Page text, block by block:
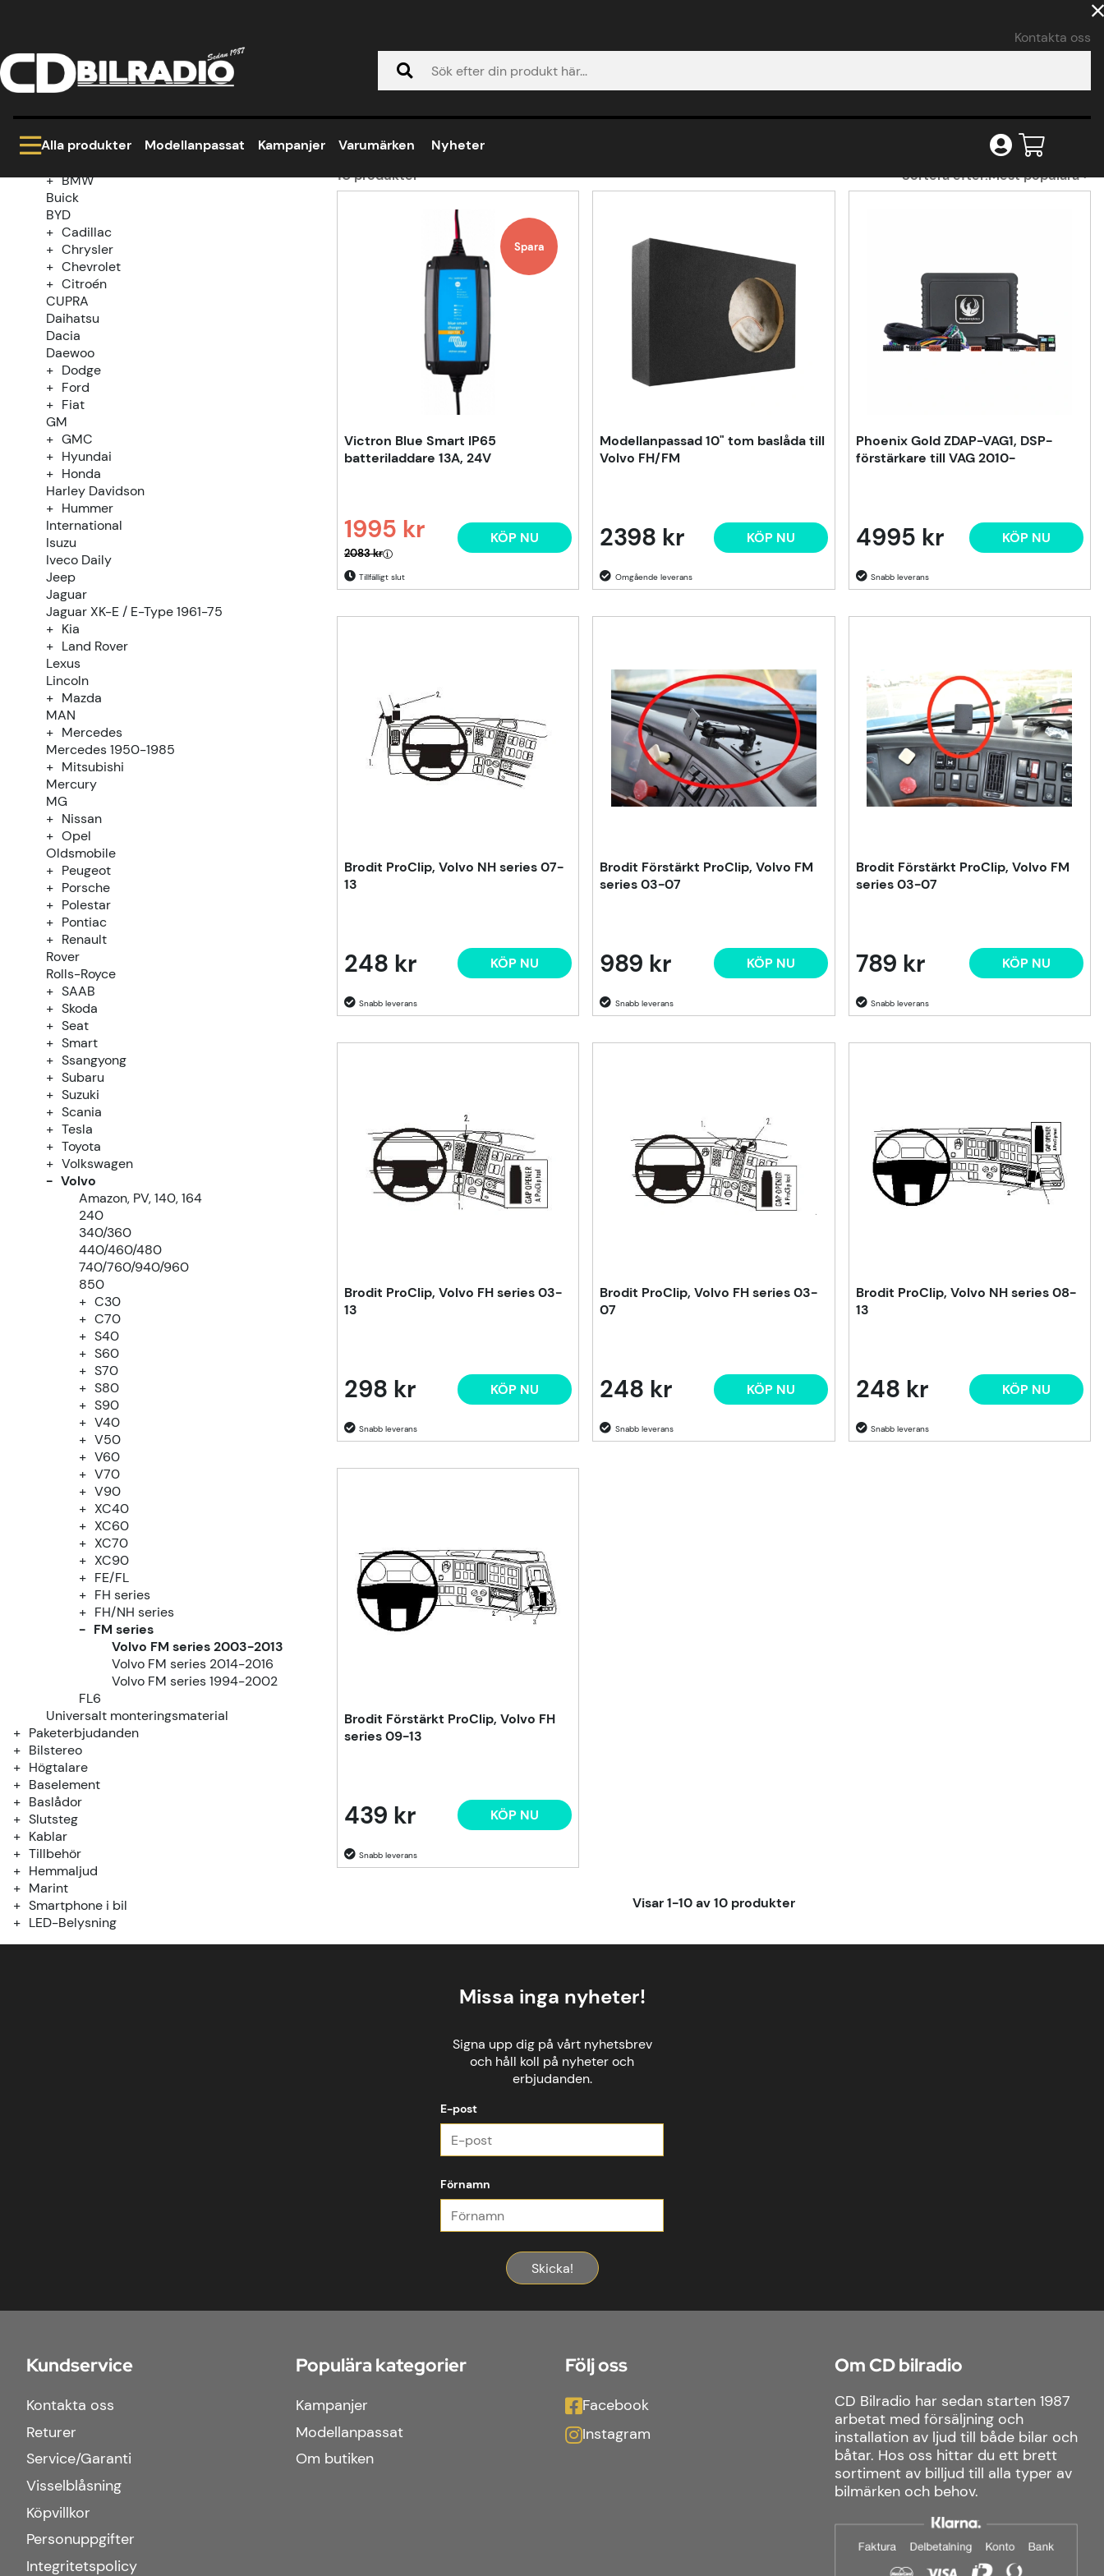
Kontakta oss
Alla produkter Modellanpassat Kampanjer Varumärken Nyheter
Kategoriträd
Alfa Romeo
BMW
Buick
BYD
Cadillac
Chrysler
Chevrolet
Citroén
CUPRA
Daihatsu
Dacia
Daewoo
Dodge
Ford
Fiat
GM
GMC
Hyundai
Honda
Harley Davidson
Hummer
International
Isuzu
Iveco Daily
Jeep
Jaguar
Jaguar XK-E / E-Type 1961-75
Kia
Land Rover
Lexus
Lincoln
Mazda
MAN
Mercedes
Mercedes 1950-1985
Mitsubishi
Mercury
MG
Nissan
Opel
Oldsmobile
Peugeot
Porsche
Polestar
Pontiac
Renault
Rover
Rolls-Royce
SAAB
Skoda
Seat
Smart
Ssangyong
Subaru
Suzuki
Scania
Tesla
Toyota
Volkswagen
Volvo
Amazon, PV, 140, 164
240
340/360
440/460/480
740/760/940/960
850
C30
C70
S40
S60
S70
S80
S90
V40
V50
V60
V70
V90
XC40
XC60
XC70
XC90
FE/FL
FH series
FH/NH series
FM series
Volvo FM series 2003-2013
Volvo FM series 2014-2016
Volvo FM series 1994-2002
FL6
Universalt monteringsmaterial
Paketerbjudanden
Bilstereo
Högtalare
Baselement
Baslådor
Slutsteg
Kablar
Tillbehör
Hemmaljud
Marint
Smartphone i bil
LED-Belysning
Volvo FM series 2003-2013
10produkter Sortera efter:Mest populära
Spara
Victron Blue Smart IP65
batteriladdare 13A, 24V
1995 kr
Ordinarie pris:
2083 kr
Tillfälligt slut
KÖP NU
Modellanpassad 10" tom baslåda till
Volvo FH/FM
2398 kr KÖP NU
Phoenix Gold ZDAP-VAG1, DSP-
förstärkare till VAG 2010-
4995 kr KÖP NU
Brodit ProClip, Volvo NH series 07-
13
248 kr KÖP NU
Brodit Förstärkt ProClip, Volvo FM
series 03-07
989 kr KÖP NU
Brodit Förstärkt ProClip, Volvo FM
series 03-07
789 kr KÖP NU
Brodit ProClip, Volvo FH series 03-
13
298 kr KÖP NU
Brodit ProClip, Volvo FH series 03-
07
248 kr KÖP NU
Brodit ProClip, Volvo NH series 08-
13
248 kr KÖP NU
Brodit Förstärkt ProClip, Volvo FH
series 09-13
439 kr KÖP NU
Visar1-10av10produkter
Missa inga nyheter!
Signa upp dig på vårt nyhetsbrev
och håll koll på nyheter och
erbjudanden.
E-post
Förnamn
Skicka!
Kundservice
Kontakta oss
Returer
Service/Garanti
Visselblåsning
Köpvillkor
Personuppgifter
Integritetspolicy
Populära kategorier
Kampanjer
Modellanpassat
Om butiken
Följ oss
Facebook
Instagram
Om CD bilradio
CD Bilradio har sedan starten 1987
arbetat med försäljning och
installation av ljud till både bilar och
båtar. Hos oss hittar du ett brett
sortiment av billjud till alla typer av
bilmärken och behov.